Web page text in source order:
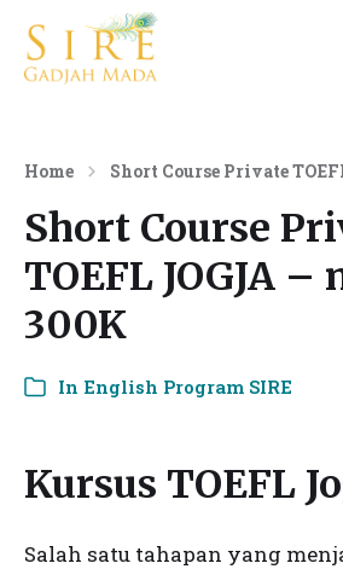
Home Short Course Private
Short Course
TOEFL JOGJA –
300K
In English Program SIRE
Kursus TOEFL
Salah satu tahapan yang